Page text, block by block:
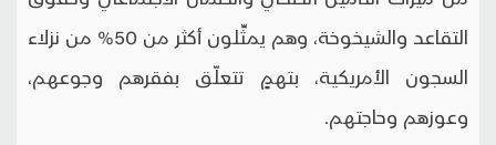
التقاعد والشيخوخة، وهم يمثِّلون أكثر من 50% من نزلاء
السجون الأمريكية، بتهمٍ تتعلّق بفقرهم وجوعهم،
وعوزهم وحاجتهم.